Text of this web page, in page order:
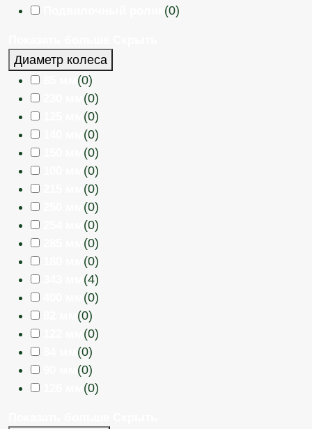
(0)
Диаметр колеса
(0)
(0)
(0)
(0)
(0)
(0)
(0)
(0)
(0)
(0)
(0)
(4)
(0)
(0)
(0)
(0)
(0)
(0)